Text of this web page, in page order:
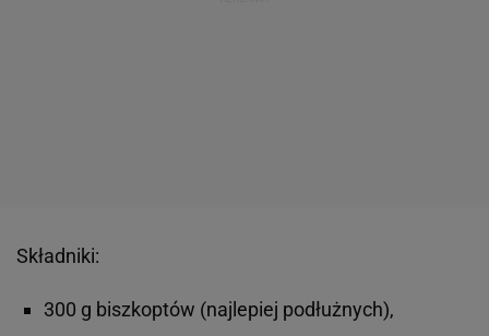
Składniki:
300 g biszkoptów (najlepiej podłużnych),